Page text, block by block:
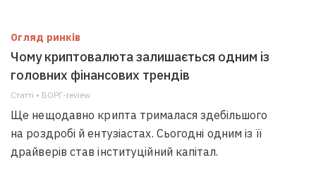
Огляд ринків
Чому криптовалюта залишається одним із
головних фінансових трендів
Статті • БОРГ-review
Ще нещодавно крипта трималася здебільшого
на роздробі й ентузіастах. Сьогодні одним із її
драйверів став інституційний капітал.